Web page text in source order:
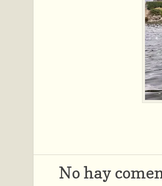
No hay